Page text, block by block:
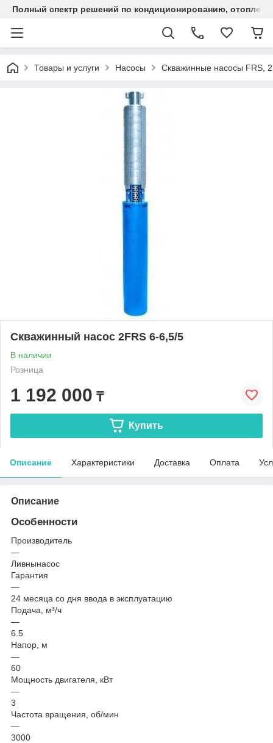
Полный спектр решений по кондиционированию,
Товары и услуги Насосы Скважинные насосы FRS,
Скважинный насос 2FRS 6-6,5/5
В наличии
Розница
1 192 000 ₸
Купить
Описание Характеристики Доставка Оплата
Описание
Особенности
Производитель
—
Ливнынасос
Гарантия
—
24 месяца со дня ввода в эксплуатацию
Подача, м³/ч
—
6.5
Напор, м
—
60
Мощность двигателя, кВт
—
3
Частота вращения, об/мин
—
3000